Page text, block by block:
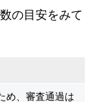
の目安をみて
め、審査通過は